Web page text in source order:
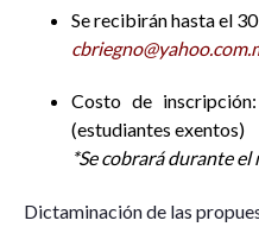
Se recibirán hasta el
Costo de
(estudiantes exentos)
*Se cobrará durante el
Dictaminación de las